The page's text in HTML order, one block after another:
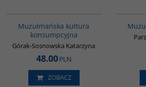
Muzułmańska kultura
konsumpcyjna
Górak-Sosnowska Katarzyna
48.00PLN
ZOBACZ